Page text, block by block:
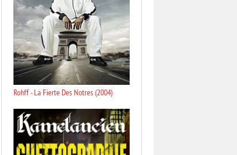
Rohff - La Fierte Des Notres (2004)